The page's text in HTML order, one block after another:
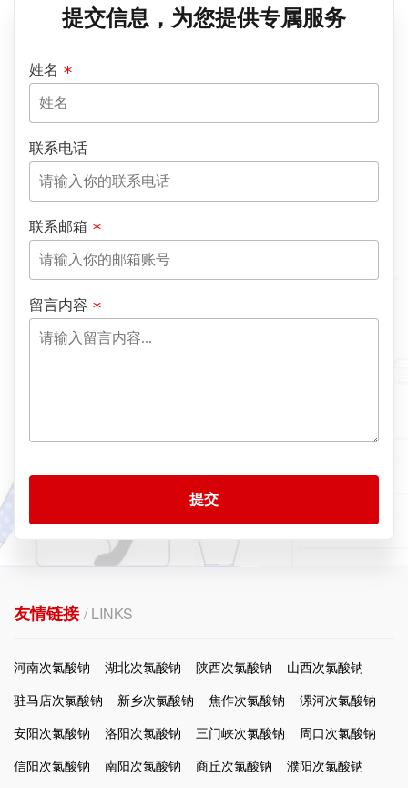
提交信息，为您提供专属服务
姓名
联系电话
联系邮箱
留言内容
提交
友情链接/ LINKS
河南次氯酸钠 湖北次氯酸钠 陕西次氯酸钠
山西次氯酸钠
驻马店次氯酸钠
新乡次氯酸钠 焦作次氯酸钠
漯河次氯酸钠
安阳次氯酸钠
洛阳次氯酸钠 三门峡次氯酸钠
周口次氯酸钠
信阳次氯酸钠
南阳次氯酸钠 商丘次氯酸钠
濮阳次氯酸钠